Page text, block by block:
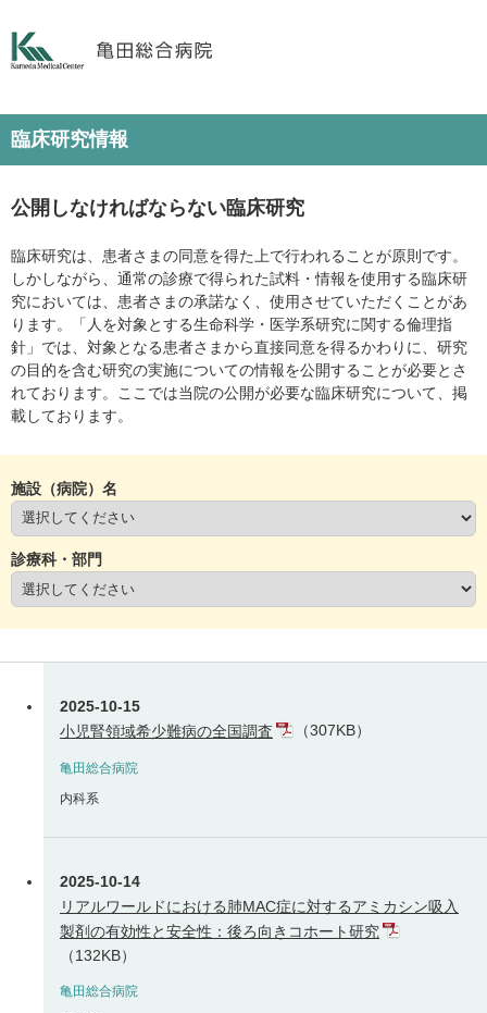
臨床研究情報
公開しなければならない臨床研究
臨床研究は、患者さまの同意を得た上で行われることが原則です。
しかしながら、通常の診療で得られた試料・情報を使用する臨床研
究においては、患者さまの承諾なく、使用させていただくことがあ
ります。「人を対象とする生命科学・医学系研究に関する倫理指
針」では、対象となる患者さまから直接同意を得るかわりに、研究
の目的を含む研究の実施についての情報を公開することが必要とさ
れております。ここでは当院の公開が必要な臨床研究について、掲
載しております。
施設（病院）名
診療科・部門
2025-10-15
小児腎領域希少難病の全国調査
（307KB）
亀田総合病院
内科系
2025-10-14
リアルワールドにおける肺MAC症に対するアミカシン吸入
製剤の有効性と安全性：後ろ向きコホート研究
（132KB）
亀田総合病院